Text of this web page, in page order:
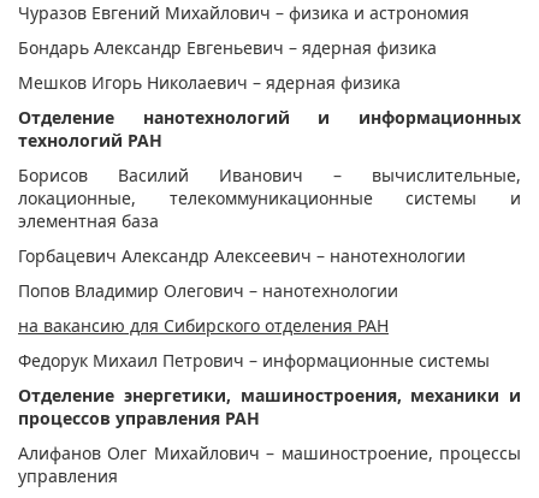
Чуразов Евгений Михайлович – физика и астрономия
Бондарь Александр Евгеньевич – ядерная физика
Мешков Игорь Николаевич – ядерная физика
Отделение нанотехнологий и информационных
технологий РАН
Борисов Василий Иванович – вычислительные,
локационные, телекоммуникационные системы и
элементная база
Горбацевич Александр Алексеевич – нанотехнологии
Попов Владимир Олегович – нанотехнологии
на вакансию для Сибирского отделения РАН
Федорук Михаил Петрович – информационные системы
Отделение энергетики, машиностроения, механики и
процессов управления РАН
Алифанов Олег Михайлович – машиностроение, процессы
управления